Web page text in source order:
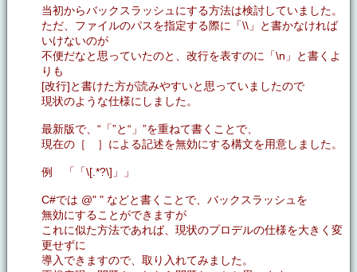
当初からバックスラッシュにする方法は検討していました。
ただ、ファイルのパスを指定する際に「\\」と書かなければ
いけないのが
不便だなと思っていたのと、改行を表すのに「\n」と書くよ
りも
[改行]と書けた方が読みやすいと思っていましたので
現状のような仕様にしました。
最新版で、“「”と“」”を重ねて書くことで、
現在の［ ］による記述を無効にする構文を用意しました。
例 「「\[.*?\]」」
C#では @" " などと書くことで、バックスラッシュを
無効にすることができますが
これに似た方法であれば、現状のプロデルの仕様を大きく変
更せずに
導入できますので、取り入れてみました。